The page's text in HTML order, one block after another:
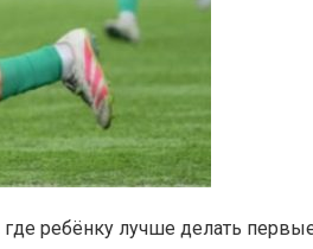
ребёнку лучше делать